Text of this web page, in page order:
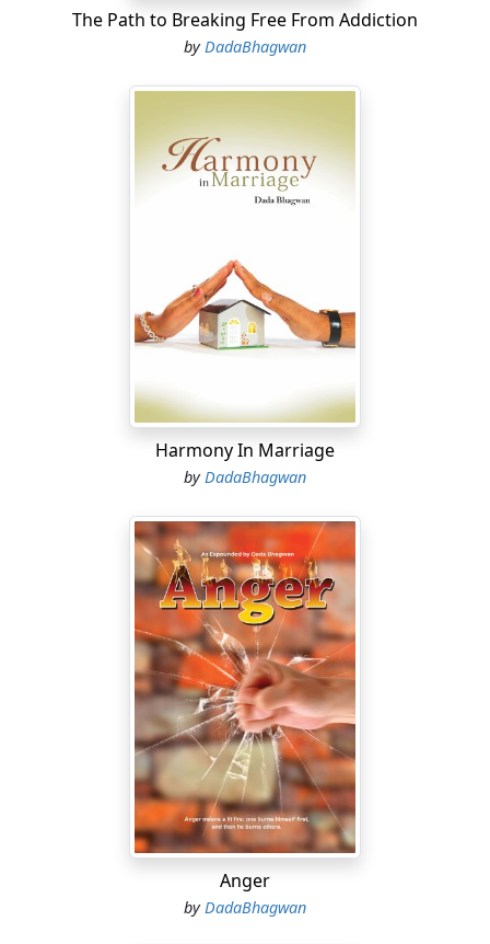
The Path to Breaking Free From Addiction
by DadaBhagwan
Harmony In Marriage
byDadaBhagwan
Anger
byDadaBhagwan